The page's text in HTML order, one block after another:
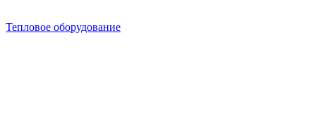
Тепловое оборудование